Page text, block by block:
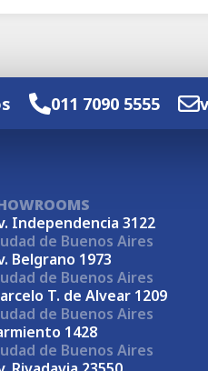
011 7090 5555
Independencia 3122
de Buenos Aires
Belgrano 1973
de Buenos Aires
T. de Alvear 1209
de Buenos Aires
1428
de Buenos Aires